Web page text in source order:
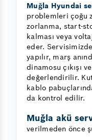
Muğla Hyundai
problemleri çoğu
zorlanma, start-
kalması veya
eder.
yapılır, marş
dinamosu çıkışı
değerlendirilir.
kablo
da kontrol edilir.
Muğla akü
verilmeden önce